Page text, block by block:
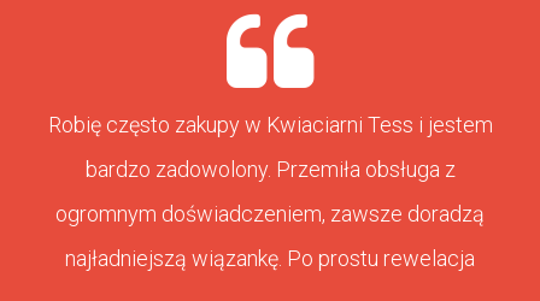
Robię często zakupy w Kwiaciarni Tess i jestem
bardzo zadowolony. Przemiła obsługa z
ogromnym doświadczeniem, zawsze doradzą
najładniejszą wiązankę. Po prostu rewelacja